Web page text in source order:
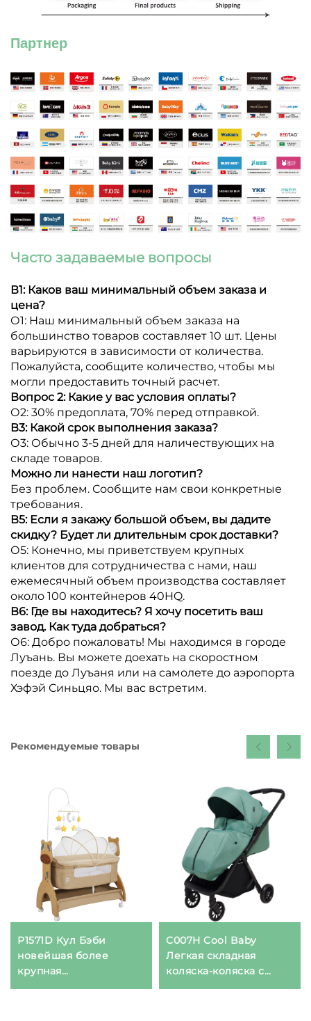
Партнер
Часто задаваемые вопросы
В1: Каков ваш минимальный объем заказа и
цена?
О1: Наш минимальный объем заказа на
большинство товаров составляет 10 шт. Цены
варьируются в зависимости от количества.
Пожалуйста, сообщите количество, чтобы мы
могли предоставить точный расчет.
Вопрос 2: Какие у вас условия оплаты?
О2: 30% предоплата, 70% перед отправкой.
В3: Какой срок выполнения заказа?
О3: Обычно 3-5 дней для наличествующих на
складе товаров.
Можно ли нанести наш логотип?
Без проблем. Сообщите нам свои конкретные
требования.
В5: Если я закажу большой объем, вы дадите
скидку? Будет ли длительным срок доставки?
О5: Конечно, мы приветствуем крупных
клиентов для сотрудничества с нами, наш
ежемесячный объем производства составляет
около 100 контейнеров 40HQ.
В6: Где вы находитесь? Я хочу посетить ваш
завод. Как туда добраться?
О6: Добро пожаловать! Мы находимся в городе
Луъань. Вы можете доехать на скоростном
поезде до Луъаня или на самолете до аэропорта
Хэфэй Синьцяо. Мы вас встретим.
Рекомендуемые товары
P1571D Кул Бэби
новейшая более
крупная
C007H Cool Baby
Легкая складная
коляска-коляска с